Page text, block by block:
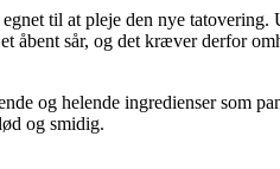
til at pleje den nye
sår, og det kræver derfor
og helende ingredienser som
og smidig.